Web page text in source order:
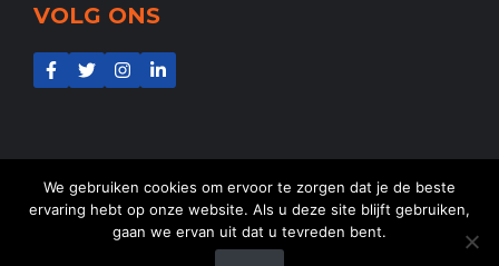
VOLG ONS
@2025NL-Aid- Alle rechten voorbehouden
We gebruiken cookies om ervoor te zorgen dat je de beste
ervaring hebt op onze website. Als u deze site blijft gebruiken,
gaan we ervan uit dat u tevreden bent.